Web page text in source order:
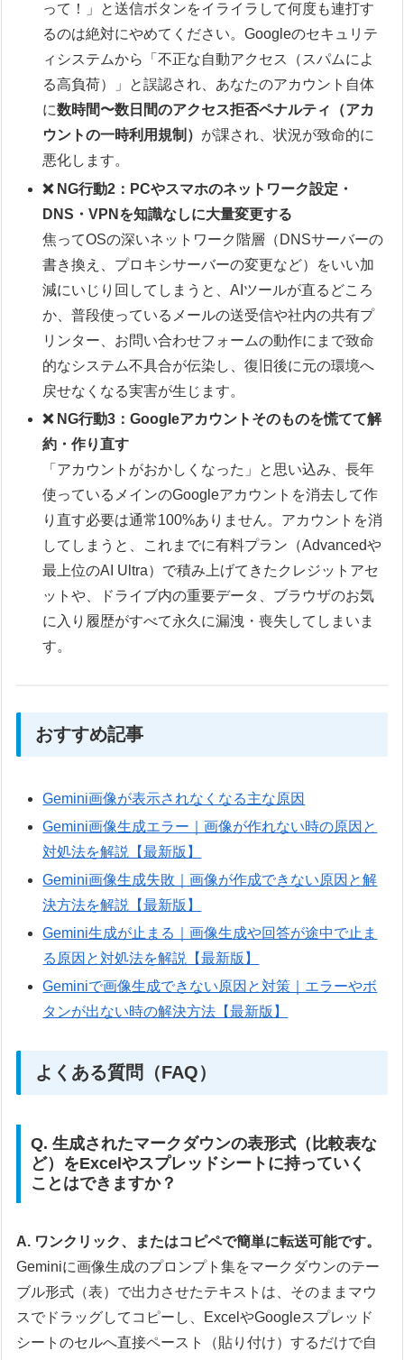
って！」と送信ボタンをイライラして何度も連打す
るのは絶対にやめてください。Googleのセキュリテ
ィシステムから「不正な自動アクセス（スパムによ
る高負荷）」と誤認され、あなたのアカウント自体
に数時間〜数日間のアクセス拒否ペナルティ（アカ
ウントの一時利用規制） が課され、状況が致命的に
悪化します。
❌ NG行動2：PCやスマホのネットワーク設定・
DNS・VPNを知識なしに大量変更する
焦ってOSの深いネットワーク階層（DNSサーバーの
書き換え、プロキシサーバーの変更など）をいい加
減にいじり回してしまうと、AIツールが直るどころ
か、普段使っているメールの送受信や社内の共有プ
リンター、お問い合わせフォームの動作にまで致命
的なシステム不具合が伝染し、復旧後に元の環境へ
戻せなくなる実害が生じます。
❌ NG行動3：Googleアカウントそのものを慌てて解
約・作り直す
「アカウントがおかしくなった」と思い込み、長年
使っているメインのGoogleアカウントを消去して作
り直す必要は通常100%ありません。アカウントを消
してしまうと、これまでに有料プラン（Advancedや
最上位のAI Ultra）で積み上げてきたクレジットアセ
ットや、ドライブ内の重要データ、ブラウザのお気
に入り履歴がすべて永久に漏洩・喪失してしまいま
す。
おすすめ記事
Gemini画像が表示されなくなる主な原因
Gemini画像生成エラー｜画像が作れない時の原因と
対処法を解説【最新版】
Gemini画像生成失敗｜画像が作成できない原因と解
決方法を解説【最新版】
Gemini生成が止まる｜画像生成や回答が途中で止ま
る原因と対処法を解説【最新版】
Geminiで画像生成できない原因と対策｜エラーやボ
タンが出ない時の解決方法【最新版】
よくある質問（FAQ）
Q. 生成されたマークダウンの表形式（比較表な
ど）をExcelやスプレッドシートに持っていく
ことはできますか？
A. ワンクリック、またはコピペで簡単に転送可能です。
Geminiに画像生成のプロンプト集をマークダウンのテー
ブル形式（表）で出力させたテキストは、そのままマウ
スでドラッグしてコピーし、ExcelやGoogleスプレッド
シートのセルへ直接ペースト（貼り付け）するだけで自